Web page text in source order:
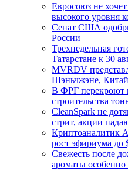
Евросоюз не
высокого уровня
Сенат США
России
Трехнедельная
Татарстане к 30
MVRDV
Шэньчжэне, Китай
В ФРГ перекроют
строительства
CleanSpark не
стрит, акции
Криптоаналитик
рост эфириума до
Свежесть после
ароматы особенно